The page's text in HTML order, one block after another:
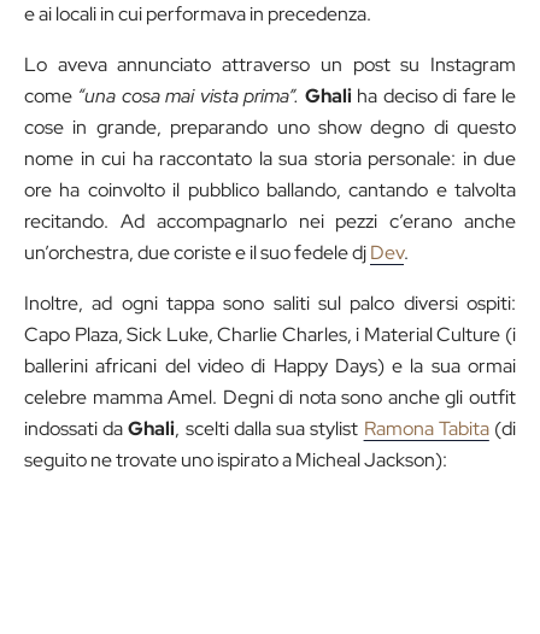
e ai locali in cui performava in precedenza.
Lo aveva annunciato attraverso un post su Instagram
come “una cosa mai vista prima”. Ghaliha deciso di fare le
cose in grande, preparando uno show degno di questo
nome in cui ha raccontato la sua storia personale: in due
ore ha coinvolto il pubblico ballando, cantando e talvolta
recitando. Ad accompagnarlo nei pezzi c’erano anche
un’orchestra, due coriste e il suo fedele djDev.
Inoltre, ad ogni tappa sono saliti sul palco diversi ospiti:
Capo Plaza, Sick Luke, Charlie Charles, i Material Culture (i
ballerini africani del video di Happy Days) e la sua ormai
celebre mamma Amel. Degni di nota sono anche gli outfit
indossati daGhali, scelti dalla sua stylist Ramona Tabita(di
seguito ne trovate uno ispirato a Micheal Jackson):